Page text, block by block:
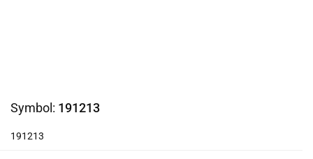
Symbol: 191213
191213